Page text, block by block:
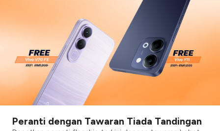
Peranti dengan Tawaran Tiada Tandingan